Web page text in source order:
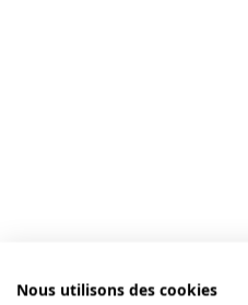
Nous utilisons des cookies